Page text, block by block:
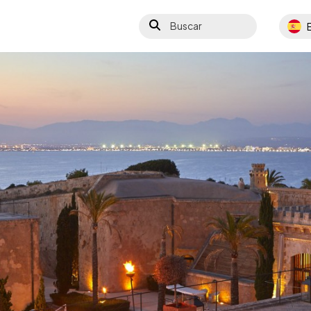
Buscar